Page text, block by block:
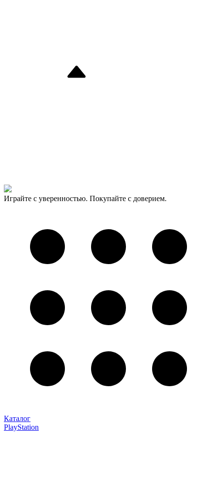
Играйте с уверенностью. Покупайте с доверием.
Каталог
PlayStation